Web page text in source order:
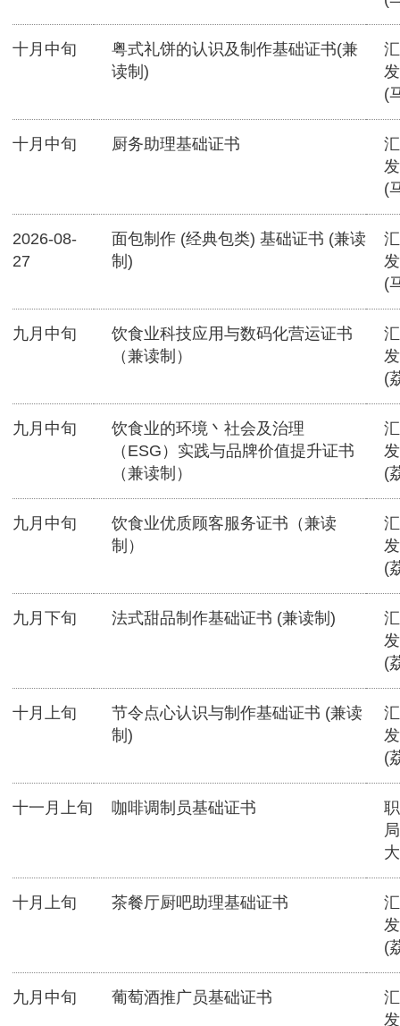
十月中旬
粤式礼饼的认识及制作基础证书(兼
读制)
(
十月中旬 厨务助理基础证书
(
2026-08-
27
面包制作 (经典包类) 基础证书 (兼读
制)
(
九月中旬
饮食业科技应用与数码化营运证书
（兼读制）
(
九月中旬
饮食业的环境丶社会及治理
（ESG）实践与品牌价值提升证书
（兼读制）
(
九月中旬
饮食业优质顾客服务证书（兼读
制）
(
九月下旬 法式甜品制作基础证书 (兼读制)
(
十月上旬
节令点心认识与制作基础证书 (兼读
制)
(
十一月上旬 咖啡调制员基础证书
十月上旬 茶餐厅厨吧助理基础证书
(
九月中旬 葡萄酒推广员基础证书